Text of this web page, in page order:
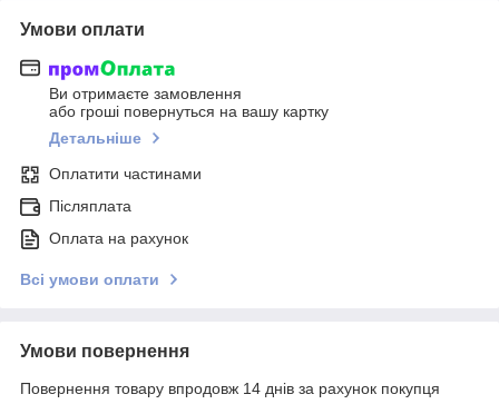
Умови оплати
Ви отримаєте замовлення
або гроші повернуться на вашу картку
Детальніше
Оплатити частинами
Післяплата
Оплата на рахунок
Всі умови оплати
Умови повернення
Повернення товару впродовж 14 днів за рахунок покупця